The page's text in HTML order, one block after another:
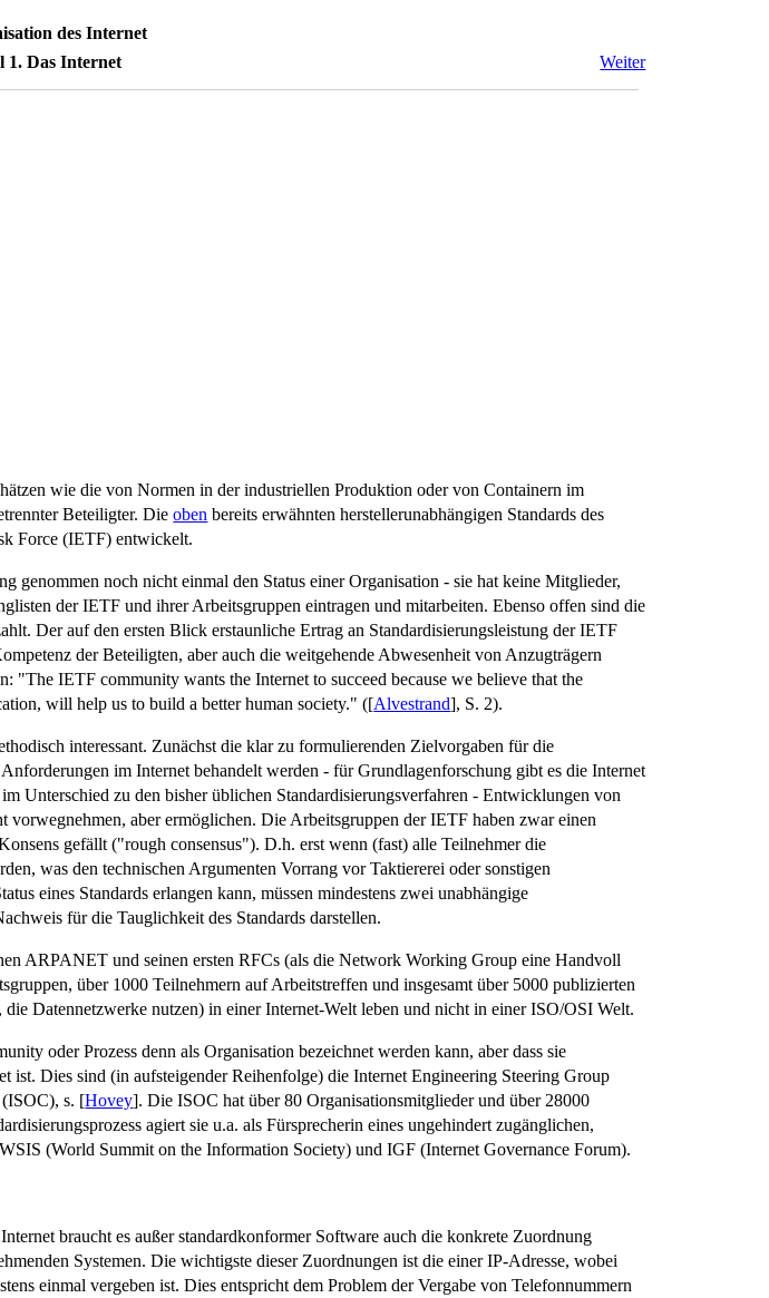
des Internet
1. Das Internet Weiter
wie die von Normen in der industriellen Produktion oder von Containern im
Beteiligter. Dieoben bereits erwähnten herstellerunabhängigen Standards des
Force (IETF) entwickelt.
genommen noch nicht einmal den Status einer Organisation - sie hat keine Mitglieder,
der IETF und ihrer Arbeitsgruppen eintragen und mitarbeiten. Ebenso offen sind die
Der auf den ersten Blick erstaunliche Ertrag an Standardisierungsleistung der IETF
der Beteiligten, aber auch die weitgehende Abwesenheit von Anzugträgern
"The IETF community wants the Internet to succeed because we believe that the
will help us to build a better human society."([Alvestrand], S. 2).
interessant. Zunächst die klar zu formulierenden Zielvorgaben für die
im Internet behandelt werden - für Grundlagenforschung gibt es die Internet
Unterschied zu den bisher üblichen Standardisierungsverfahren - Entwicklungen von
aber ermöglichen. Die Arbeitsgruppen der IETF haben zwar einen
gefällt ("rough consensus").D.h. erst wenn (fast) alle Teilnehmer die
was den technischen Argumenten Vorrang vor Taktiererei oder sonstigen
eines Standards erlangen kann, müssen mindestens zwei unabhängige
für die Tauglichkeit des Standards darstellen.
ARPANET und seinen ersten RFCs (als die Network Working Group eine Handvoll
über 1000 Teilnehmern auf Arbeitstreffen und insgesamt über 5000 publizierten
Datennetzwerke nutzen) in einer Internet-Welt leben und nicht in einer ISO/OSI Welt.
oder Prozess denn als Organisation bezeichnet werden kann, aber dass sie
ist. Dies sind (in aufsteigender Reihenfolge) die Internet Engineering Steering Group
s. [Hovey]. Die ISOC hat über 80 Organisationsmitglieder und über 28000
agiert sie u.a. als Fürsprecherin eines ungehindert zugänglichen,
(World Summit on the Information Society) und IGF (Internet Governance Forum).
braucht es außer standardkonformer Software auch die konkrete Zuordnung
Systemen. Die wichtigste dieser Zuordnungen ist die einer IP-Adresse, wobei
einmal vergeben ist. Dies entspricht dem Problem der Vergabe von Telefonnummern